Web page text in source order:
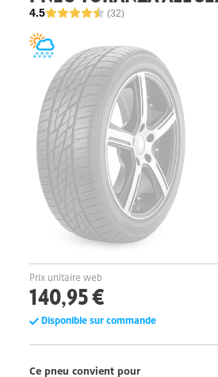
4.5 (32)
Prix unitaire web
140,95 €
Disponible sur commande
Ce pneu convient pour